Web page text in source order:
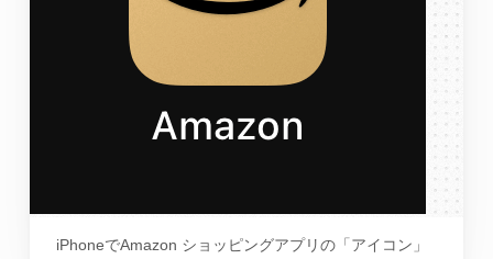
iPhoneでAmazon ショッピングアプリの「アイコン」